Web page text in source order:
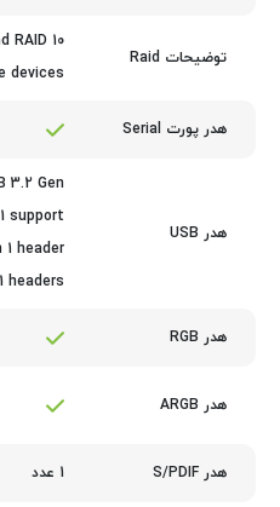
توضیحات Raid
RAID 10
devices
هدر پورت Serial
هدر USB
3.2 Gen
1 support
1 header
headers
هدر RGB
هدر ARGB
هدر S/PDIF 1 عدد